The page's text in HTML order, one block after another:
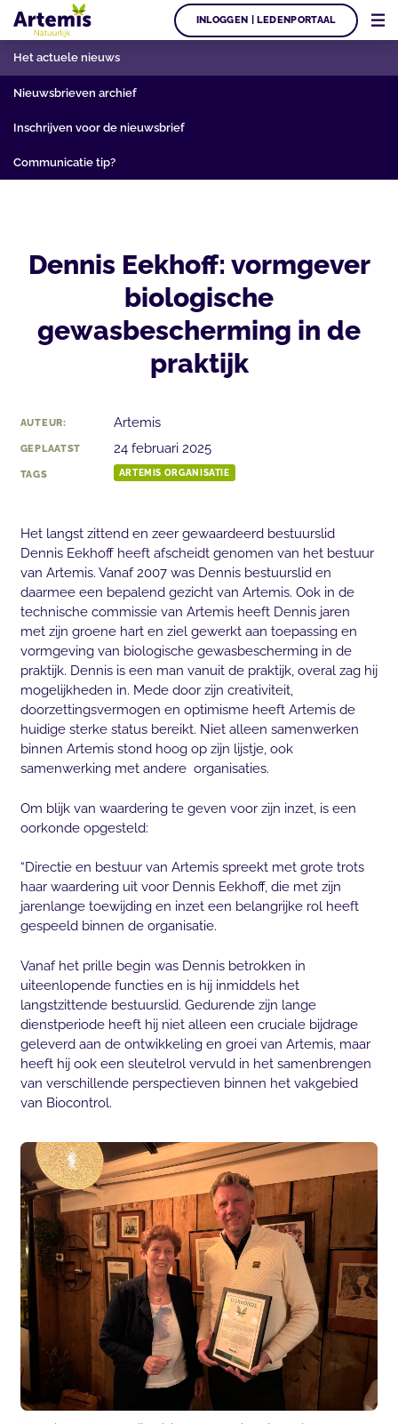
INLOGGEN | LEDENPORTAAL
Het actuele nieuws
Nieuwsbrieven archief
Inschrijven voor de nieuwsbrief
Communicatie tip?
Dennis Eekhoff: vormgever
biologische
gewasbescherming in de
praktijk
AUTEUR: Artemis
GEPLAATST 24 februari 2025
TAGS ARTEMIS ORGANISATIE
Het langst zittend en zeer gewaardeerd bestuurslid
Dennis Eekhoff heeft afscheidt genomen van het bestuur
van Artemis. Vanaf 2007 was Dennis bestuurslid en
daarmee een bepalend gezicht van Artemis. Ook in de
technische commissie van Artemis heeft Dennis jaren
met zijn groene hart en ziel gewerkt aan toepassing en
vormgeving van biologische gewasbescherming in de
praktijk. Dennis is een man vanuit de praktijk, overal zag hij
mogelijkheden in. Mede door zijn creativiteit,
doorzettingsvermogen en optimisme heeft Artemis de
huidige sterke status bereikt. Niet alleen samenwerken
binnen Artemis stond hoog op zijn lijstje, ook
samenwerking met andere organisaties.
Om blijk van waardering te geven voor zijn inzet, is een
oorkonde opgesteld:
“Directie en bestuur van Artemis spreekt met grote trots
haar waardering uit voor Dennis Eekhoff, die met zijn
jarenlange toewijding en inzet een belangrijke rol heeft
gespeeld binnen de organisatie.
Vanaf het prille begin was Dennis betrokken in
uiteenlopende functies en is hij inmiddels het
langstzittende bestuurslid. Gedurende zijn lange
dienstperiode heeft hij niet alleen een cruciale bijdrage
geleverd aan de ontwikkeling en groei van Artemis, maar
heeft hij ook een sleutelrol vervuld in het samenbrengen
van verschillende perspectieven binnen het vakgebied
van Biocontrol.